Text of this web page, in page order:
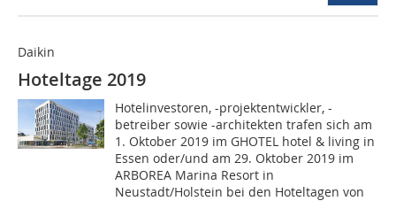
Daikin
Hoteltage 2019
Hotelinvestoren, -projektentwickler, -
betreiber sowie -architekten trafen sich am
1. Oktober 2019 im GHOTEL hotel & living in
Essen oder/und am 29. Oktober 2019 im
ARBOREA Marina Resort in
Neustadt/Holstein bei den Hoteltagen von